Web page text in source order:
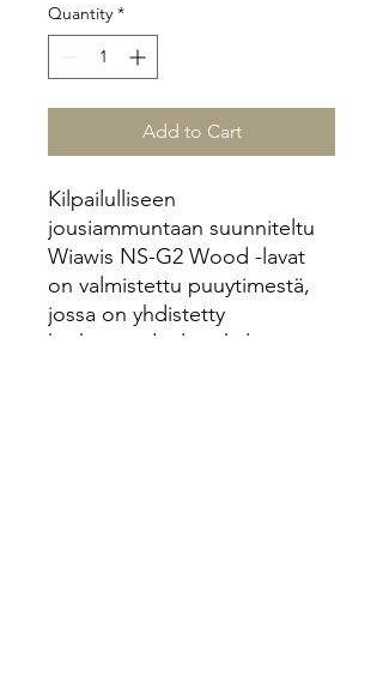
Quantity *
Add to Cart
Kilpailulliseen
jousiammuntaan suunniteltu
Wiawis NS-G2 Wood -lavat
on valmistettu puuytimestä,
jossa on yhdistetty
korkeamoduulista hiiltä ja